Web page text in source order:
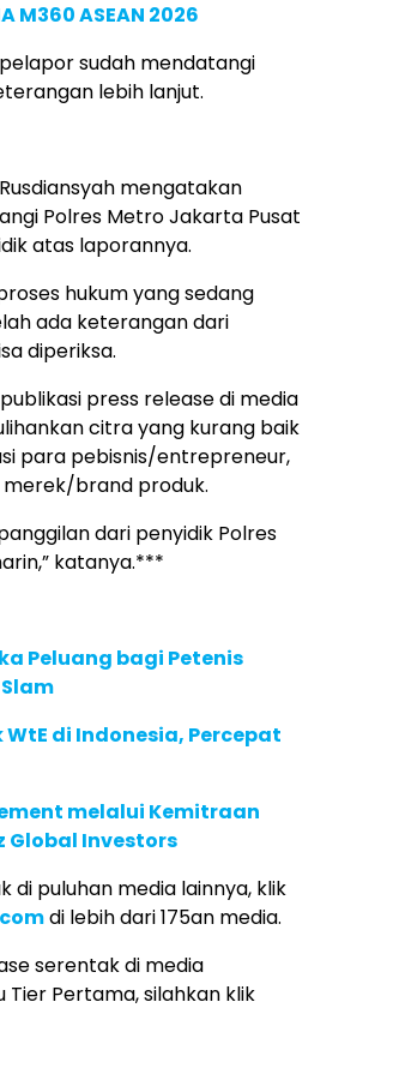
ASEAN 2026
sudah mendatangi
lebih lanjut.
mengatakan
Polres Metro Jakarta Pusat
atas laporannya.
hukum yang sedang
ada keterangan dari
diperiksa.
press release di media
citra yang kurang baik
para pebisnis/entrepreneur,
merek/brand produk.
dari penyidik Polres
katanya.***
Peluang bagi Petenis
WtE di Indonesia, Percepat
melalui Kemitraan
Global Investors
di puluhan media lainnya, klik
di lebih dari 175an media.
serentak di media
Pertama, silahkan klik